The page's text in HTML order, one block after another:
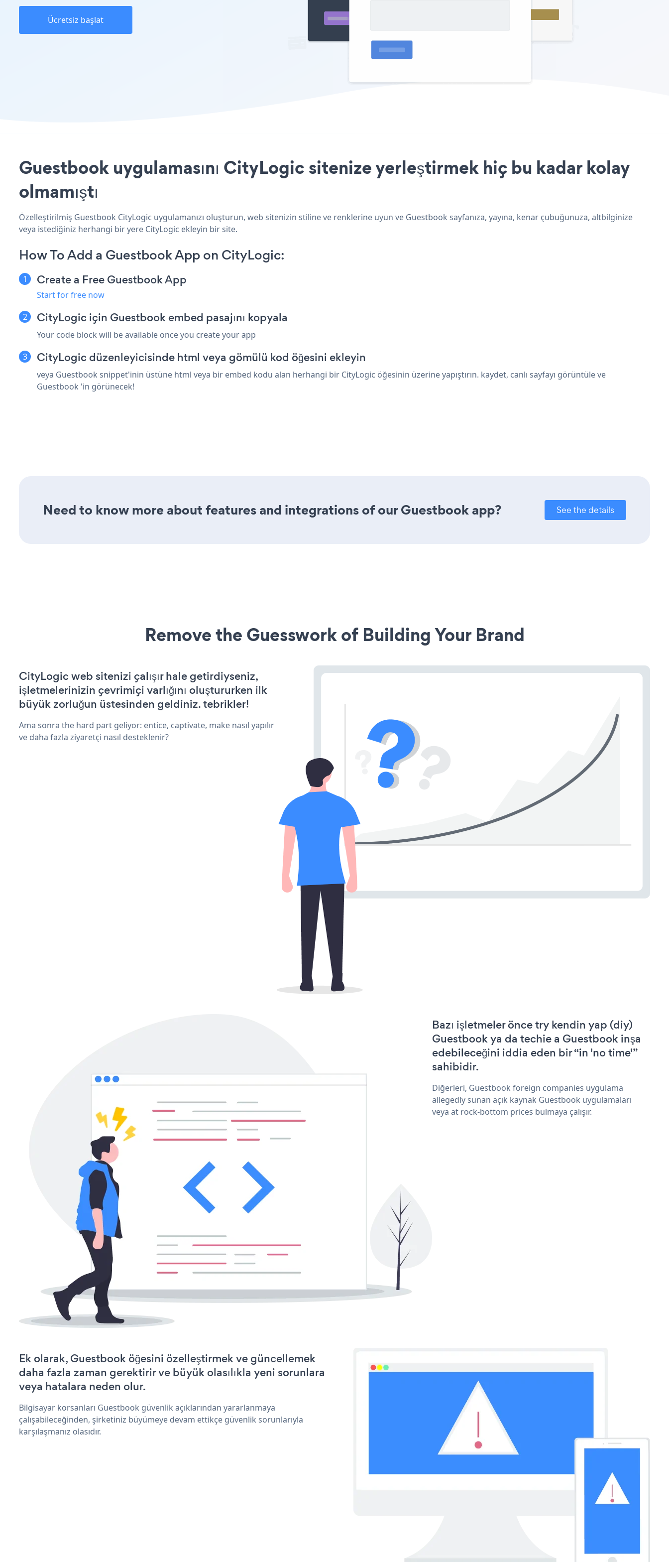
Ücretsiz başlat
Guestbook uygulamasını CityLogic sitenize yerleştirmek hiç bu kadar kolay
olmamıştı
Özelleştirilmiş Guestbook CityLogic uygulamanızı oluşturun, web sitenizin stiline ve renklerine uyun ve Guestbook sayfanıza, yayına, kenar çubuğunuza, altbilginize
veya istediğiniz herhangi bir yere CityLogic ekleyin bir site.
How To Add a Guestbook App on CityLogic:
Create a Free Guestbook App
Start for free now
CityLogic için Guestbook embed pasajını kopyala
Your code block will be available once you create your app
CityLogic düzenleyicisinde html veya gömülü kod öğesini ekleyin
veya Guestbook snippet'inin üstüne html veya bir embed kodu alan herhangi bir CityLogic öğesinin üzerine yapıştırın. kaydet, canlı sayfayı görüntüle ve
Guestbook 'in görünecek!
Need to know more about features and integrations of our Guestbook app? See the details
Remove the Guesswork of Building Your Brand
CityLogic web sitenizi çalışır hale getirdiyseniz,
işletmelerinizin çevrimiçi varlığını oluştururken ilk
büyük zorluğun üstesinden geldiniz. tebrikler!
Ama sonra the hard part geliyor: entice, captivate, make nasıl yapılır
ve daha fazla ziyaretçi nasıl desteklenir?
Bazı işletmeler önce try kendin yap (diy)
Guestbook ya da techie a Guestbook inşa
edebileceğini iddia eden bir “in 'no time'”
sahibidir.
Diğerleri, Guestbook foreign companies uygulama
allegedly sunan açık kaynak Guestbook uygulamaları
veya at rock-bottom prices bulmaya çalışır.
Ek olarak, Guestbook öğesini özelleştirmek ve güncellemek
daha fazla zaman gerektirir ve büyük olasılıkla yeni sorunlara
veya hatalara neden olur.
Bilgisayar korsanları Guestbook güvenlik açıklarından yararlanmaya
çalışabileceğinden, şirketiniz büyümeye devam ettikçe güvenlik sorunlarıyla
karşılaşmanız olasıdır.